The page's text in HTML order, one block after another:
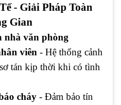
- Giải Pháp Toàn
Gian
nhà văn phòng
viên - Hệ thống cảnh
tán kịp thời khi có tình
cháy - Đảm bảo tín